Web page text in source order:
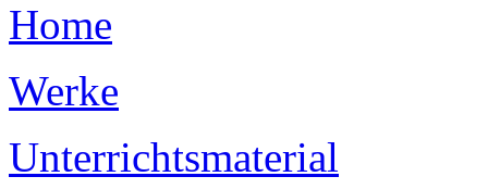
Home
Werke
Unterrichtsmaterial